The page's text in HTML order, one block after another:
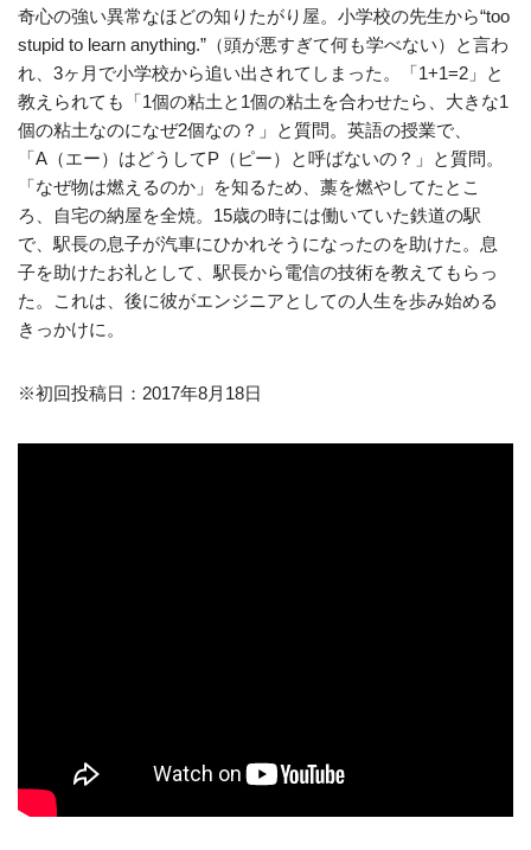
奇心の強い異常なほどの知りたがり屋。小学校の先生から“too
stupid to learn anything.”（頭が悪すぎて何も学べない）と言わ
れ、3ヶ月で小学校から追い出されてしまった。「1+1=2」と
教えられても「1個の粘土と1個の粘土を合わせたら、大きな1
個の粘土なのになぜ2個なの？」と質問。英語の授業で、
「A（エー）はどうしてP（ピー）と呼ばないの？」と質問。
「なぜ物は燃えるのか」を知るため、藁を燃やしてたとこ
ろ、自宅の納屋を全焼。15歳の時には働いていた鉄道の駅
で、駅長の息子が汽車にひかれそうになったのを助けた。息
子を助けたお礼として、駅長から電信の技術を教えてもらっ
た。これは、後に彼がエンジニアとしての人生を歩み始める
きっかけに。
※初回投稿日：2017年8月18日